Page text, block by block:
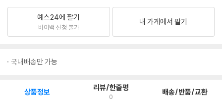
예스24에 팔기
바이백 신청 불가
내 가게에서 팔기
국내배송만 가능
상품정보 리뷰/한줄평
0 배송/반품/교환